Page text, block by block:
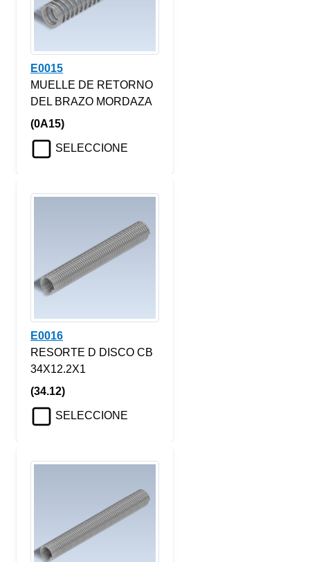
E0015
MUELLE DE RETORNO
DEL BRAZO MORDAZA
(0A15)
SELECCIONE
E0016
RESORTE D DISCO CB
34X12.2X1
(34.12)
SELECCIONE